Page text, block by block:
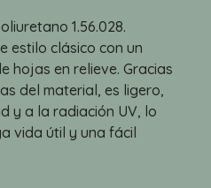
1.56.028.
estilo clásico con un
hojas en relieve. Gracias
del material, es ligero,
y a la radiación UV, lo
vida útil y una fácil